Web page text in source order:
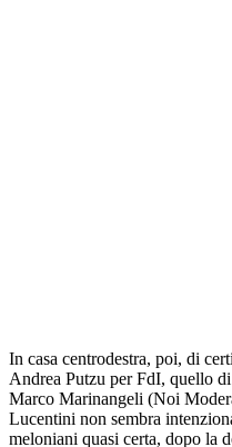
In casa centrodestra, poi, di
Andrea Putzu per FdI, quello
Marco Marinangeli (Noi
Lucentini non sembra
meloniani quasi certa, dopo la